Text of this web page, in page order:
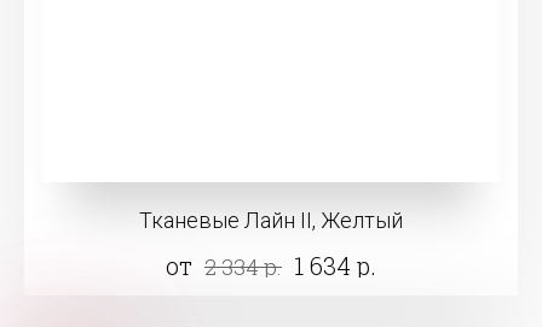
Тканевые Лайн II, Желтый
от 2 334 р. 1 634 р.